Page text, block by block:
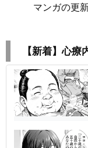
マンガの更
【新着】心